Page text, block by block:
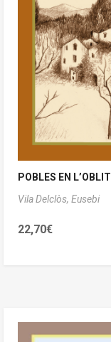
POBLES EN L’OBLIT
Vila Delclòs, Eusebi
22,70€